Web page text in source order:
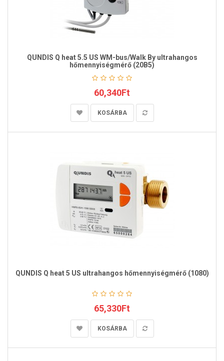
QUNDIS Q heat 5.5 US WM-bus/Walk By ultrahangos
hőmennyiségmérő (20B5)
60,340Ft
KOSÁRBA
QUNDIS Q heat 5 US ultrahangos hőmennyiségmérő (1080)
65,330Ft
KOSÁRBA